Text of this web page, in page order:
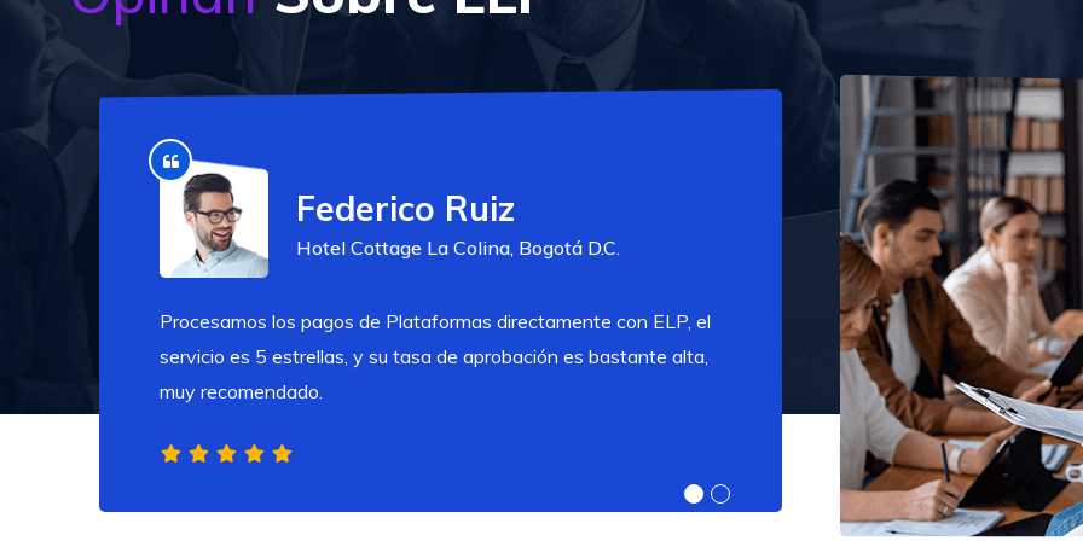
Federico Ruiz
Hotel Cottage La Colina, Bogotá D.C.
Procesamos los pagos de Plataformas directamente con ELP, el
servicio es 5 estrellas, y su tasa de aprobación es bastante alta,
muy recomendado.
Hotel
Necesitábamos una
procesamiento y que
logramos encontrar en